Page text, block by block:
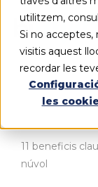
utilitzem,
Si no
visitis aquest
recordar les
les
11 beneficis
núvol